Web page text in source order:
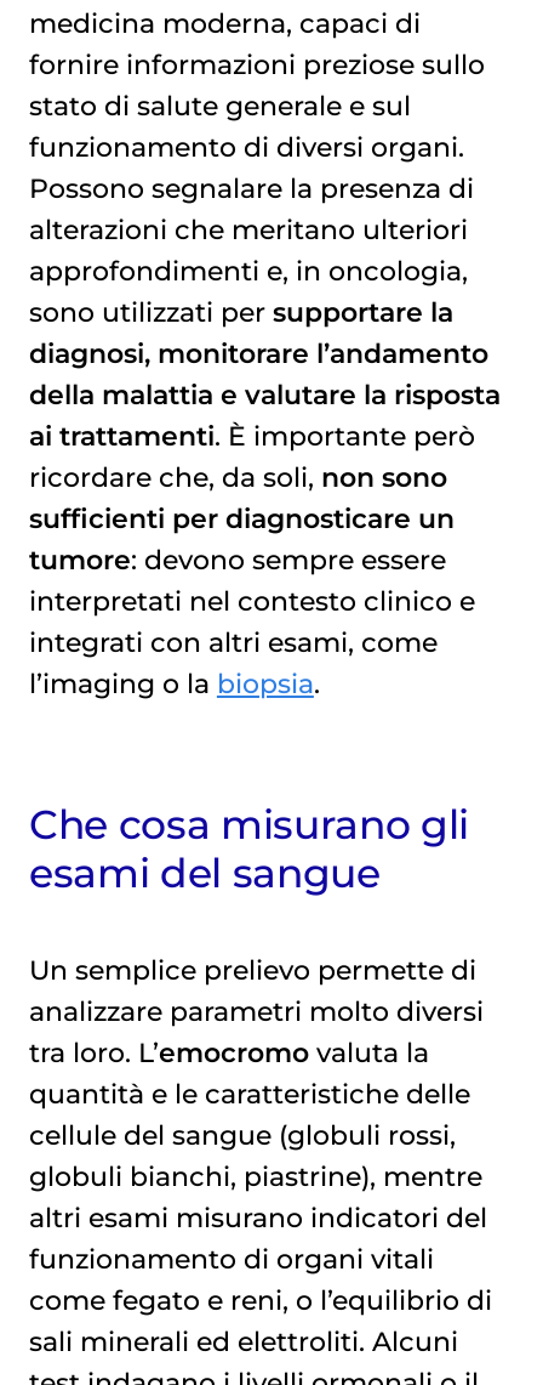
medicina moderna, capaci di
fornire informazioni preziose sullo
stato di salute generale e sul
funzionamento di diversi organi.
Possono segnalare la presenza di
alterazioni che meritano ulteriori
approfondimenti e, in oncologia,
sono utilizzati per supportare la
diagnosi, monitorare l’andamento
della malattia e valutare la risposta
ai trattamenti. È importante però
ricordare che, da soli, non sono
sufficienti per diagnosticare un
tumore: devono sempre essere
interpretati nel contesto clinico e
integrati con altri esami, come
l’imaging o la biopsia.
Che cosa misurano gli
esami del sangue
Un semplice prelievo permette di
analizzare parametri molto diversi
tra loro. L’emocromovaluta la
quantità e le caratteristiche delle
cellule del sangue (globuli rossi,
globuli bianchi, piastrine), mentre
altri esami misurano indicatori del
funzionamento di organi vitali
come fegato e reni, o l’equilibrio di
sali minerali ed elettroliti. Alcuni